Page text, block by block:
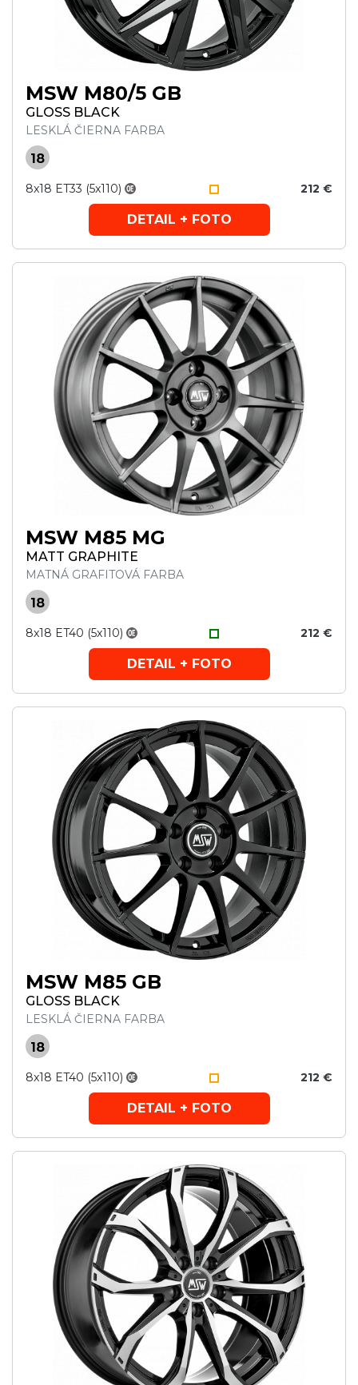
MSW M80/5 GB
GLOSS BLACK
LESKLÁ ČIERNA FARBA
18
8x18 ET33 (5x110) 212 €
DETAIL + FOTO
MSW M85 MG
MATT GRAPHITE
MATNÁ GRAFITOVÁ FARBA
18
8x18 ET40 (5x110) 212 €
DETAIL + FOTO
MSW M85 GB
GLOSS BLACK
LESKLÁ ČIERNA FARBA
18
8x18 ET40 (5x110) 212 €
DETAIL + FOTO